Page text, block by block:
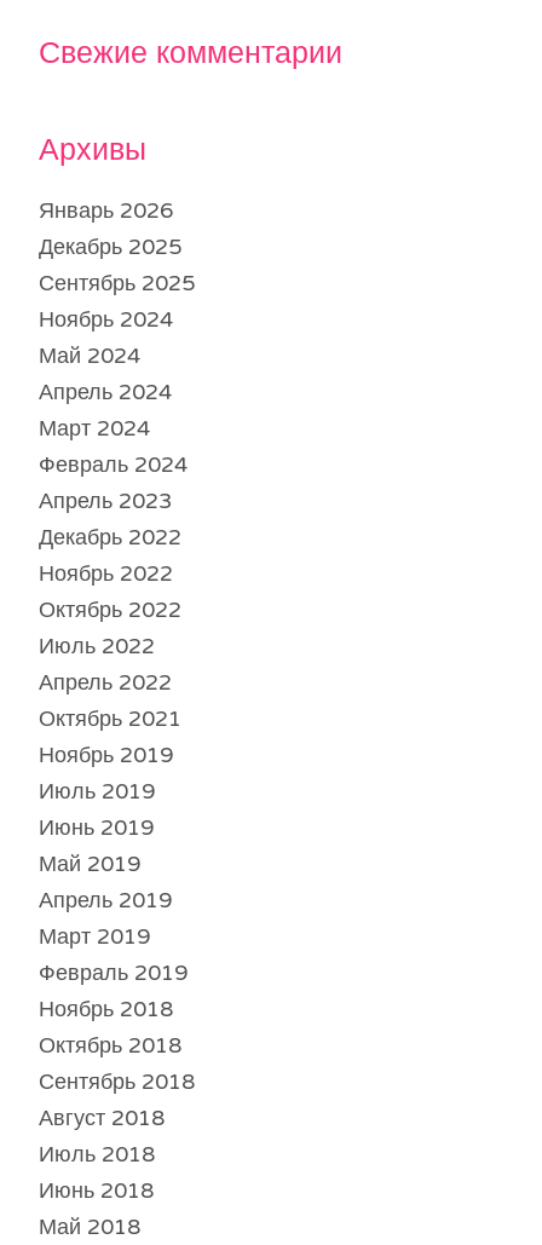
Свежие комментарии
Архивы
Январь 2026
Декабрь 2025
Сентябрь 2025
Ноябрь 2024
Май 2024
Апрель 2024
Март 2024
Февраль 2024
Апрель 2023
Декабрь 2022
Ноябрь 2022
Октябрь 2022
Июль 2022
Апрель 2022
Октябрь 2021
Ноябрь 2019
Июль 2019
Июнь 2019
Май 2019
Апрель 2019
Март 2019
Февраль 2019
Ноябрь 2018
Октябрь 2018
Сентябрь 2018
Август 2018
Июль 2018
Июнь 2018
Май 2018